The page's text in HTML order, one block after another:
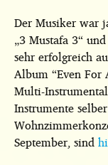
Der Musiker war
„3 Mustafa 3“
sehr erfolgreich
Album “Even For
Multi-
Instrumente
September, sind